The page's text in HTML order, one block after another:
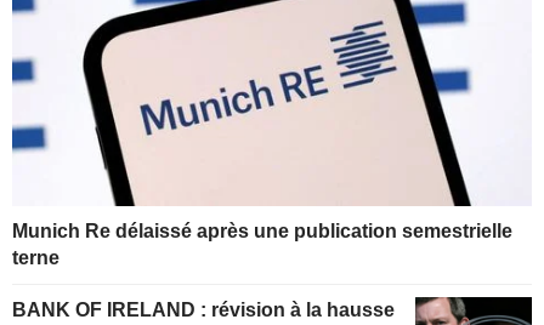
Munich Re délaissé après une publication semestrielle
terne
BANK OF IRELAND : révision à la hausse